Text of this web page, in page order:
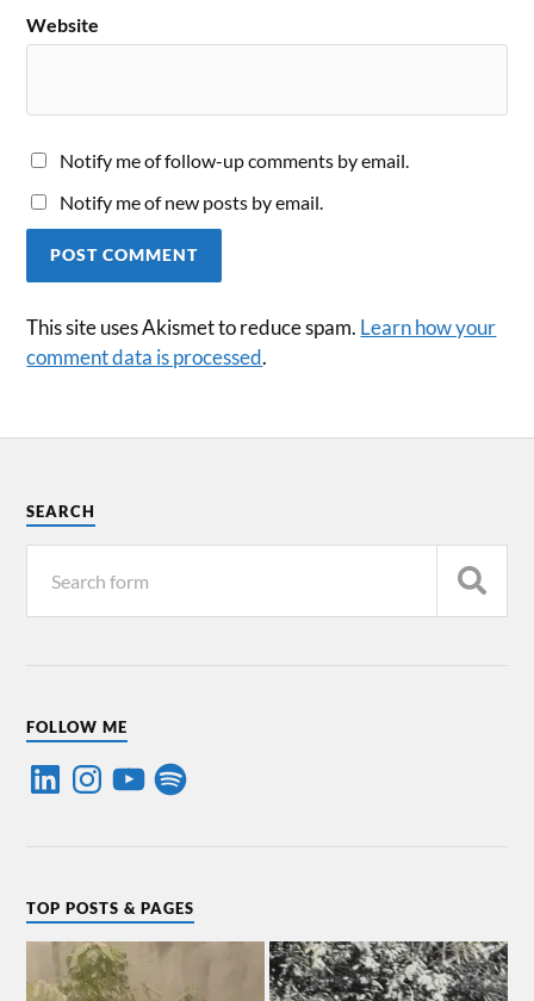
Website
Notify me of follow-up comments by email.
Notify me of new posts by email.
This site uses Akismet to reduce spam. Learn how your
comment data is processed.
SEARCH
FOLLOW ME
TOP POSTS & PAGES